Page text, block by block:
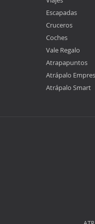
Escapadas
Cruceros
Coches
Vale Regalo
Atrapapuntos
Atrápalo
Atrápalo Smart